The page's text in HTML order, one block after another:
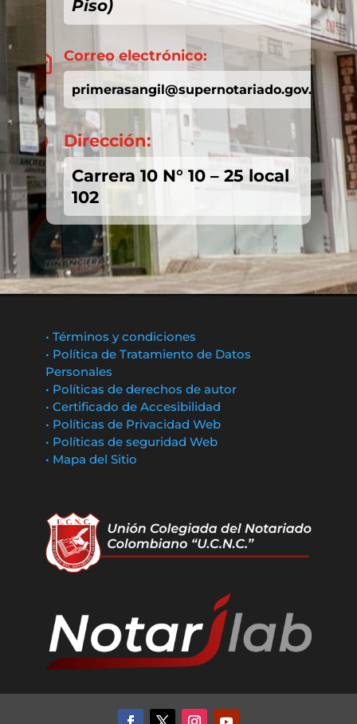
Piso)
 Correo electrónico:
primerasangil@supernotariado.gov.co

Dirección:
Carrera 10 N° 10 – 25 local
102
• Términos y condiciones
• Política de Tratamiento de Datos
Personales
• Políticas de derechos de autor
• Certificado de Accesibilidad
• Políticas de Privacidad Web
• Políticas de seguridad Web
• Mapa del Sitio